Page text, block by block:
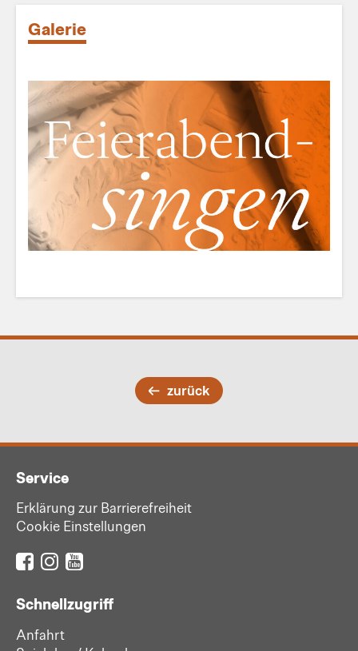
Galerie
zurück
Service
Erklärung zur Barrierefreiheit
Cookie Einstellungen
Schnellzugriff
Anfahrt